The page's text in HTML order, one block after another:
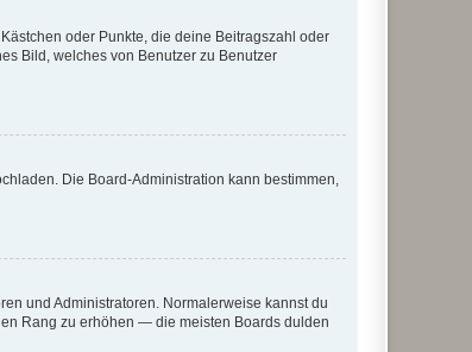
oder Punkte, die deine Beitragszahl oder
Bild, welches von Benutzer zu Benutzer
Die Board-Administration kann bestimmen,
und Administratoren. Normalerweise kannst du
Rang zu erhöhen — die meisten Boards dulden